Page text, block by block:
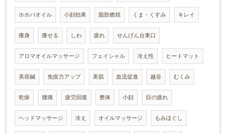
ホホバオイル 小顔効果 脂肪燃焼 くま・くすみ キレイ
痩身 痩せる しわ 疲れ せんげん台東口
アロマオイルマッサージ フェイシャル 冷え性 ヒートマット
美容鍼 免疫力アップ 美肌 血流促進 越谷 むくみ
乾燥 腰痛 疲労回復 整体 小顔 目の疲れ
ヘッドマッサージ 冷え オイルマッサージ もみほぐし